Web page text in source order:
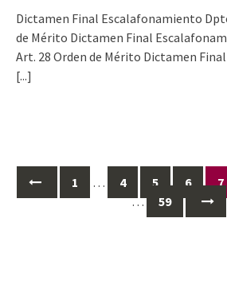
Dictamen Final Escalafonamiento
de Mérito Dictamen Final
Art. 28 Orden de Mérito Dictamen
[...]
a
1 … 4 5 6 7
…
59